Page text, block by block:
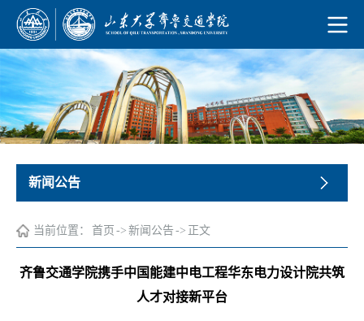
新闻公告
当前位置： 首页 -> 新闻公告 -> 正文
齐鲁交通学院携手中国能建中电工程华东电力设计院共筑
人才对接新平台